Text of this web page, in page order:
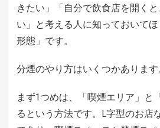
きたい」「自分で飲食店を開く
い」と考える人に知っておいて
形態」です。
分煙のやり方はいくつかあります
まず1つめは、「喫煙エリア」と
るという方法です。L字型のお店